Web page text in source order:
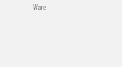
Ware